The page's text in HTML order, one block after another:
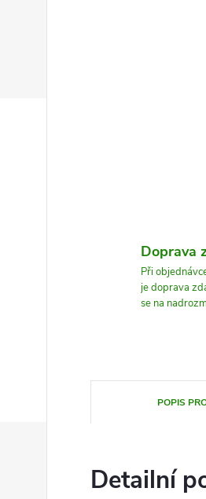
Doprava
Při
je doprava
se na
POPIS
Detailní